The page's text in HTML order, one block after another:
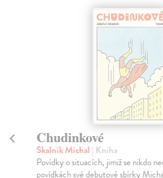
Chudinkové
Skalník Michal | Kniha
Povídky o situacích, jimiž se nikdo
povídkách své debutové sbírky